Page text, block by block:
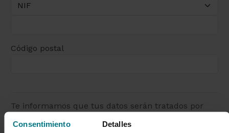
Consentimiento Detalles
Código postal
Te informamos que tus datos serán tratados por
Crédito con la finalidad de gestionar tu solicitud.